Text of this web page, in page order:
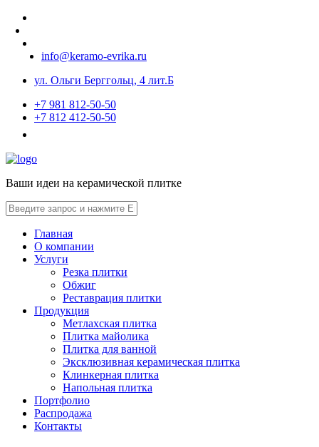
info@keramo-evrika.ru
ул. Ольги Берггольц, 4 лит.Б
+7 981 812-50-50
+7 812 412-50-50
Ваши идеи на керамической плитке
Главная
О компании
Услуги
Резка плитки
Обжиг
Реставрация плитки
Продукция
Метлахская плитка
Плитка майолика
Плитка для ванной
Эксклюзивная керамическая плитка
Клинкерная плитка
Напольная плитка
Портфолио
Распродажа
Контакты